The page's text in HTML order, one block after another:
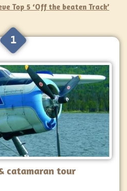
Top 5 ‘Off the beaten Track’
1
catamaran tour